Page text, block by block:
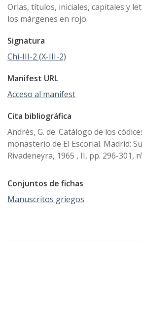
Orlas, títulos, iniciales, capitales y
los márgenes en rojo.
Signatura
Chi-III-2 (X-III-2)
Manifest URL
Acceso al manifest
Cita bibliográfica
Andrés, G. de. Catálogo de los
monasterio de El Escorial. Madrid:
Rivadeneyra, 1965 , II, pp. 296-301,
Conjuntos de fichas
Manuscritos griegos